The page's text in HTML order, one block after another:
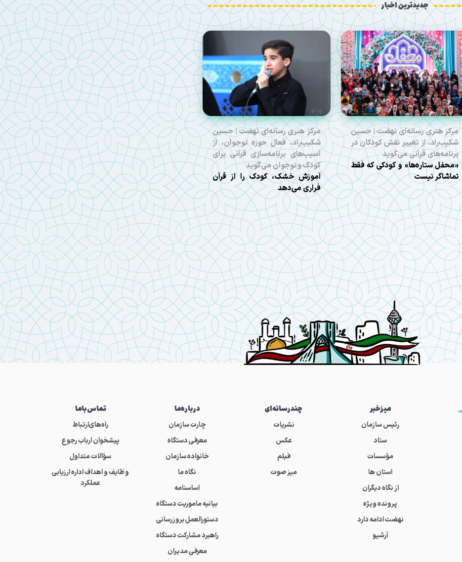
جدیدترین اخبار
مرکز هنری رسانه‌ای نهضت | حسین
شکیب‌راد، از تغییر نقش کودکان در
برنامه‌های قرآنی می‌گوید
«محفل ستاره‌ها» و کودکی که فقط
تماشاگر نیست
مرکز هنری رسانه‌ای نهضت | حسین
شکیب‌راد، فعال حوزه نوجوان، از
آسیب‌های برنامه‌سازی قرآنی برای
کودک و نوجوان می‌گوید
آموزش خشک، کودک را از قرآن
فراری می‌دهد
میز‌خبر
رئیس سازمان
ستاد
مؤسسات
استان ها
از نگاه دیگران
پرونده ویژه
نهضت ادامه دارد
آرشیو
چندرسانه‌ای
نشریات
عکس
فیلم
میز صوت
درباره‌ما
چارت سازمان
معرفی دستگاه
خانواده سازمان
نگاه ما
اساسنامه
بیانیه ماموریت دستگاه
دستورالعمل بروزرسانی
راهبرد مشارکت دستگاه
معرفی مدیران
تماس‌باما
راه‌های‌ارتباط
پیشخوان ارباب رجوع
سؤالات متداول
وظایف و اهداف اداره ارزیابی
عملکرد